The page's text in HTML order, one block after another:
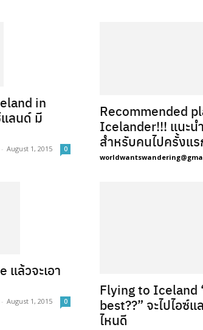
in
ลนด์ มี
- August 1, 2015 0
Recommended
Icelander!!! แนะน
สำหรับคนไปครั้งแ
แล้วจะเอา
- August 1, 2015 0
Flying to Iceland
best??” จะไปไอซ์
ไหนดี